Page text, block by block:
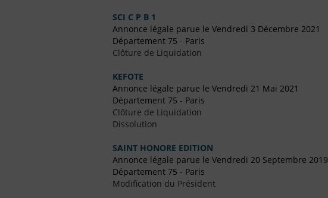
SCI C P B 1
Annonce légale parue le Vendredi 3 Décembre 2021
Département 75 - Paris
Clôture de Liquidation
KEFOTE
Annonce légale parue le Vendredi 21 Mai 2021
Département 75 - Paris
Clôture de Liquidation
Dissolution
SAINT HONORE EDITION
Annonce légale parue le Vendredi 20 Septembre 2019
Département 75 - Paris
Modification du Président